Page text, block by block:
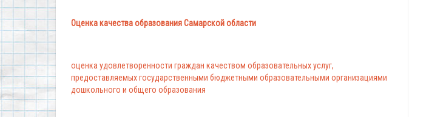
Оценка качества образования Самарской области
оценка удовлетворенности граждан качеством образовательных услуг,
предоставляемых государственными бюджетными образовательными организациями
дошкольного и общего образования